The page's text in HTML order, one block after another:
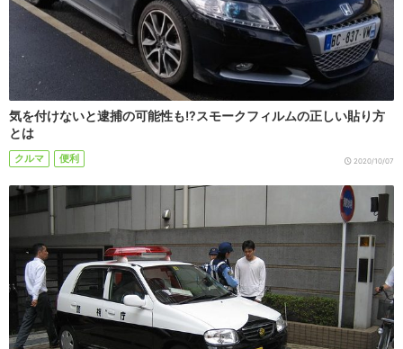
気を付けないと逮捕の可能性も!?スモークフィルムの正しい貼り方
とは
クルマ 便利 2020/10/07